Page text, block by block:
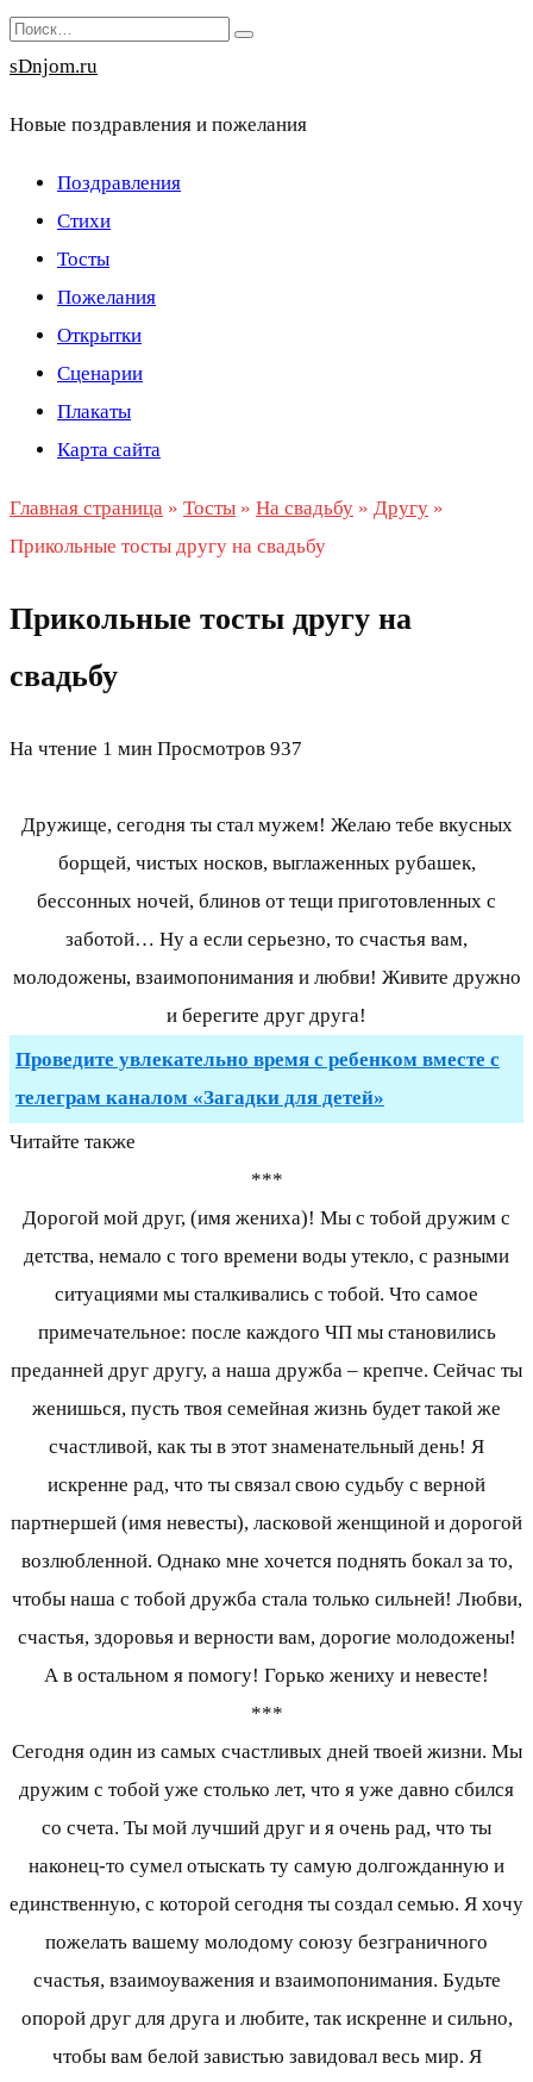
Перейти
к
Search
for:
sDnjom.ru
Новые поздравления и пожелания
Поздравления
Стихи
Тосты
Пожелания
Открытки
Сценарии
Плакаты
Карта сайта
Главная страница » Тосты » На свадьбу » Другу »
Прикольные тосты другу на свадьбу
Прикольные тосты другу на
свадьбу
На чтение 1 мин Просмотров 937
Дружище, сегодня ты стал мужем! Желаю тебе вкусных
борщей, чистых носков, выглаженных рубашек,
бессонных ночей, блинов от тещи приготовленных с
заботой… Ну а если серьезно, то счастья вам,
молодожены, взаимопонимания и любви! Живите дружно
и берегите друг друга!
Проведите увлекательно время с ребенком вместе с
телеграм каналом «Загадки для детей»
Читайте также
***
Дорогой мой друг, (имя жениха)! Мы с тобой дружим с
детства, немало с того времени воды утекло, с разными
ситуациями мы сталкивались с тобой. Что самое
примечательное: после каждого ЧП мы становились
преданней друг другу, а наша дружба – крепче. Сейчас ты
женишься, пусть твоя семейная жизнь будет такой же
счастливой, как ты в этот знаменательный день! Я
искренне рад, что ты связал свою судьбу с верной
партнершей (имя невесты), ласковой женщиной и дорогой
возлюбленной. Однако мне хочется поднять бокал за то,
чтобы наша с тобой дружба стала только сильней! Любви,
счастья, здоровья и верности вам, дорогие молодожены!
А в остальном я помогу! Горько жениху и невесте!
***
Сегодня один из самых счастливых дней твоей жизни. Мы
дружим с тобой уже столько лет, что я уже давно сбился
со счета. Ты мой лучший друг и я очень рад, что ты
наконец-то сумел отыскать ту самую долгожданную и
единственную, с которой сегодня ты создал семью. Я хочу
пожелать вашему молодому союзу безграничного
счастья, взаимоуважения и взаимопонимания. Будьте
опорой друг для друга и любите, так искренне и сильно,
чтобы вам белой завистью завидовал весь мир. Я